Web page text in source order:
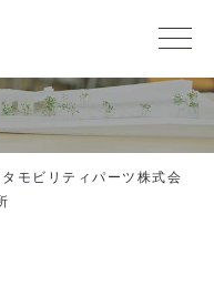
タモビリティパーツ株式会